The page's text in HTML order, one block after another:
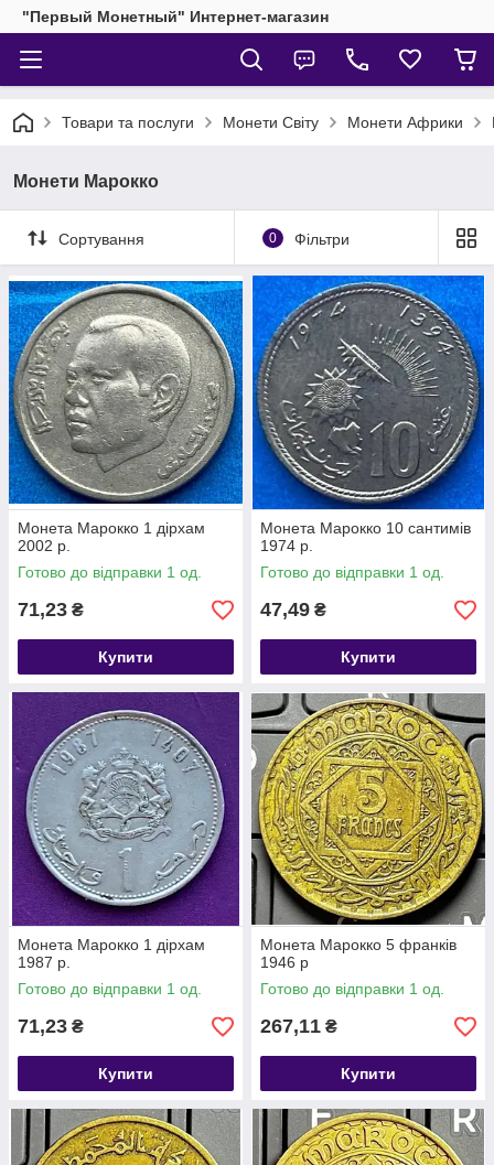
"Первый Монетный" Интернет-магазин
Товари та послуги Монети Світу Монети Африки
Монети Марокко
Сортування 0 Фільтри
Монета Марокко 1 дірхам
2002 р.
Готово до відправки 1 од.
71,23 ₴
Купити
Монета Марокко 10 сантимів
1974 р.
Готово до відправки 1 од.
47,49 ₴
Купити
Монета Марокко 1 дірхам
1987 р.
Готово до відправки 1 од.
71,23 ₴
Купити
Монета Марокко 5 франків
1946 р
Готово до відправки 1 од.
267,11 ₴
Купити